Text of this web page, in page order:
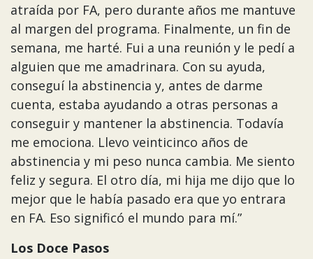
atraída por FA, pero durante años me mantuve
al margen del programa. Finalmente, un fin de
semana, me harté. Fui a una reunión y le pedí a
alguien que me amadrinara. Con su ayuda,
conseguí la abstinencia y, antes de darme
cuenta, estaba ayudando a otras personas a
conseguir y mantener la abstinencia. Todavía
me emociona. Llevo veinticinco años de
abstinencia y mi peso nunca cambia. Me siento
feliz y segura. El otro día, mi hija me dijo que lo
mejor que le había pasado era que yo entrara
en FA. Eso significó el mundo para mí.”
Los Doce Pasos